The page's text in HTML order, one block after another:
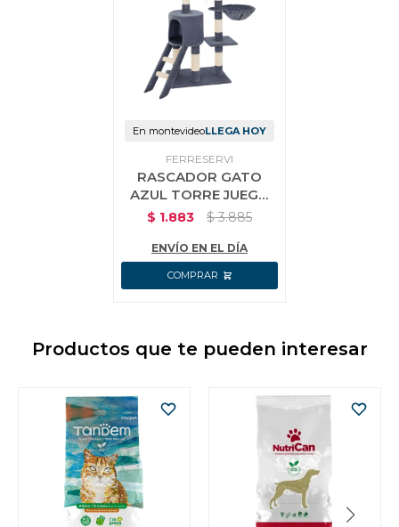
En montevideoLLEGA HOY
FERRESERVI
RASCADOR GATO
AZUL TORRE JUEGO
CAMA NIDO 5 NIVELES
$ 1.883 $ 3.885
ENVÍO EN EL DÍA
Productos que te pueden interesar